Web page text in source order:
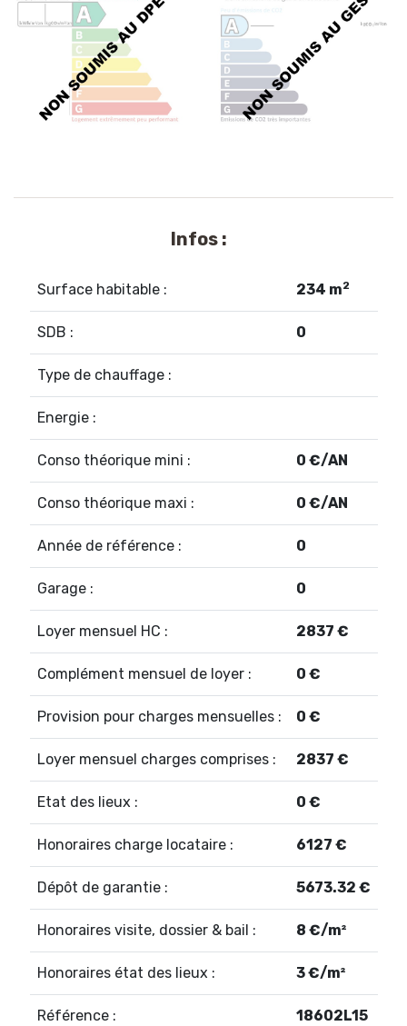
Infos :
Surface habitable : 234 m2
SDB : 0
Type de chauffage :
Energie :
Conso théorique mini : 0 €/AN
Conso théorique maxi : 0 €/AN
Année de référence : 0
Garage : 0
Loyer mensuel HC : 2837 €
Complément mensuel de loyer : 0 €
Provision pour charges mensuelles : 0 €
Loyer mensuel charges comprises : 2837 €
Etat des lieux : 0 €
Honoraires charge locataire : 6127 €
Dépôt de garantie : 5673.32 €
Honoraires visite, dossier & bail : 8 €/m²
Honoraires état des lieux : 3 €/m²
Référence : 18602L15